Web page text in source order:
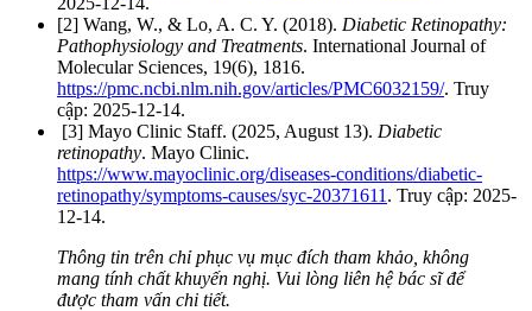
[2] Wang, W., & Lo, A. C. Y. (2018). Diabetic Retinopathy:
Pathophysiology and Treatments. International Journal of
Molecular Sciences, 19(6), 1816.
https://pmc.ncbi.nlm.nih.gov/articles/PMC6032159/. Truy
cập: 2025-12-14.
[3] Mayo Clinic Staff. (2025, August 13). Diabetic
retinopathy. Mayo Clinic.
https://www.mayoclinic.org/diseases-conditions/diabetic-
retinopathy/symptoms-causes/syc-20371611 . Truy cập: 2025-
12-14.
Thông tin trên chỉ phục vụ mục đích tham khảo, không
mang tính chất khuyến nghị. Vui lòng liên hệ bác sĩ để
được tham vấn chi tiết.